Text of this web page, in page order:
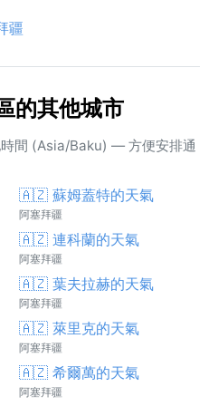
疆
的其他城市
間 (Asia/Baku) — 方便安排通
🇦🇿 蘇姆蓋特的天氣
阿塞拜疆
🇦🇿 連科蘭的天氣
阿塞拜疆
🇦🇿 葉夫拉赫的天氣
阿塞拜疆
🇦🇿 萊里克的天氣
阿塞拜疆
🇦🇿 希爾萬的天氣
阿塞拜疆